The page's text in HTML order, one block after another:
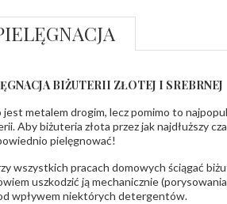
BIŻUTERII ZŁOTEJ I SREBRNEJ
jest metalem drogim, lecz pomimo to
Aby biżuteria złota przez jak najdłuższy
pielęgnować!
wszystkich pracach domowych ściągać
uszkodzić ją mechanicznie
wpływem niektórych detergentów.